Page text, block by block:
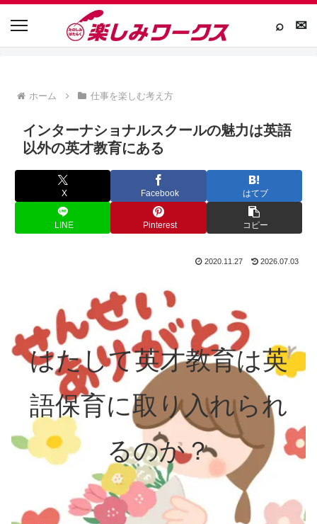
⌕ ✉
ホーム 仕事を楽しむ考え方
インターナショナルスクールの魅力は英語
以外の英才教育にある
X Facebook はてブ
LINE Pinterest コピー
2020.11.27 2026.07.03
はたして英才教育は英
語保育に取り入れられ
るのか？